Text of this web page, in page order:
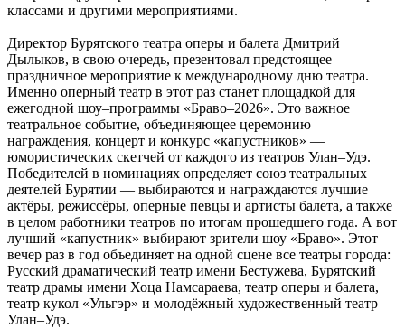
классами и другими мероприятиями.
Директор Бурятского театра оперы и балета Дмитрий
Дылыков, в свою очередь, презентовал предстоящее
праздничное мероприятие к международному дню театра.
Именно оперный театр в этот раз станет площадкой для
ежегодной шоу–программы «Браво–2026». Это важное
театральное событие, объединяющее церемонию
награждения, концерт и конкурс «капустников» —
юмористических скетчей от каждого из театров Улан–Удэ.
Победителей в номинациях определяет союз театральных
деятелей Бурятии — выбираются и награждаются лучшие
актёры, режиссёры, оперные певцы и артисты балета, а также
в целом работники театров по итогам прошедшего года. А вот
лучший «капустник» выбирают зрители шоу «Браво». Этот
вечер раз в год объединяет на одной сцене все театры города:
Русский драматический театр имени Бестужева, Бурятский
театр драмы имени Хоца Намсараева, театр оперы и балета,
театр кукол «Ульгэр» и молодёжный художественный театр
Улан–Удэ.